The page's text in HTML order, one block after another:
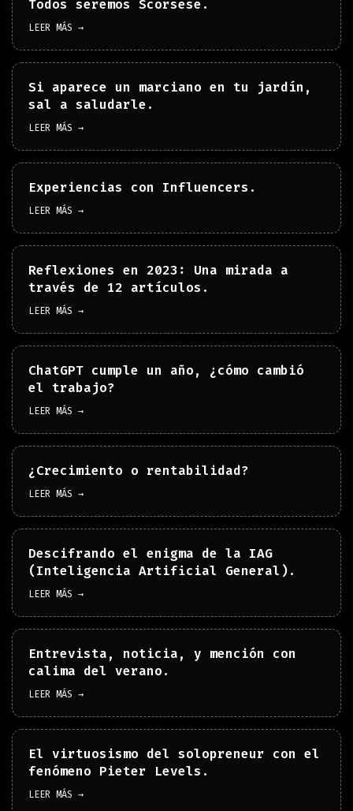
Todos seremos Scorsese.
LEER MÁS →
Si aparece un marciano en tu jardín,
sal a saludarle.
LEER MÁS →
Experiencias con Influencers.
LEER MÁS →
Reflexiones en 2023: Una mirada a
través de 12 artículos.
LEER MÁS →
ChatGPT cumple un año, ¿cómo cambió
el trabajo?
LEER MÁS →
¿Crecimiento o rentabilidad?
LEER MÁS →
Descifrando el enigma de la IAG
(Inteligencia Artificial General).
LEER MÁS →
Entrevista, noticia, y mención con
calima del verano.
LEER MÁS →
El virtuosismo del solopreneur con el
fenómeno Pieter Levels.
LEER MÁS →